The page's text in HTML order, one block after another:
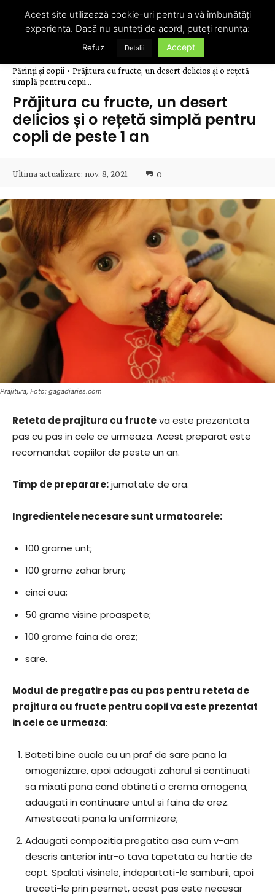
Părinți și copii
Prăjitura cu fructe, un desert delicios și o rețetă
simplă pentru copii...
Prăjitura cu fructe, un desert
delicios și o rețetă simplă pentru
copii de peste 1 an
Ultima actualizare: nov. 8, 2021 0
Prajitura, Foto: gagadiaries.com
Reteta de prajitura cu fructeva este prezentata
pas cu pas in cele ce urmeaza. Acest preparat este
recomandat copiilor de peste un an.
Timp de preparare:jumatate de ora.
Ingredientele necesare sunt urmatoarele:
100 grame unt;
100 grame zahar brun;
cinci oua;
50 grame visine proaspete;
100 grame faina de orez;
sare.
Modul de pregatire pas cu pas pentru reteta de
prajitura cu fructe pentru copii va este prezentat
in cele ce urmeaza:
Bateti bine ouale cu un praf de sare pana la
omogenizare, apoi adaugati zaharul si continuati
sa mixati pana cand obtineti o crema omogena,
adaugati in continuare untul si faina de orez.
Amestecati pana la uniformizare;
Adaugati compozitia pregatita asa cum v-am
descris anterior intr-o tava tapetata cu hartie de
copt. Spalati visinele, indepartati-le samburii, apoi
treceti-le prin pesmet, acest pas este necesar
Acest site utilizează cookie-uri pentru a vă îmbunătăți
experiența. Dacă nu sunteți de acord, puteți renunța:
Refuz Detalii Accept